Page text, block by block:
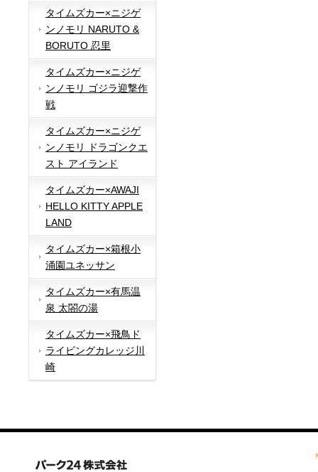
タイムズカー×ニジゲ
ンノモリ NARUTO &
BORUTO 忍里
タイムズカー×ニジゲ
ンノモリ ゴジラ迎撃作
戦
タイムズカー×ニジゲ
ンノモリ ドラゴンクエ
スト アイランド
タイムズカー×AWAJI
HELLO KITTY APPLE
LAND
タイムズカー×箱根小
涌園ユネッサン
タイムズカー×有馬温
泉 太閤の湯
タイムズカー×飛鳥ド
ライビングカレッジ川
崎